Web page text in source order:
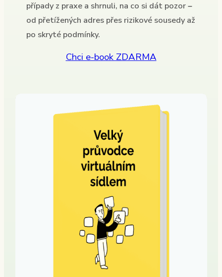
případy z praxe a shrnuli, na co si dát pozor –
od přetížených adres přes rizikové sousedy až
po skryté podmínky.
Chci e-book ZDARMA